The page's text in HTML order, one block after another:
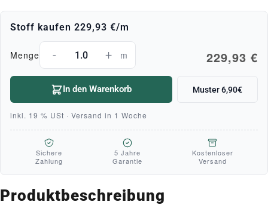
Stoff kaufen 229,93 €/m
Menge - + m 229,93 €
In den Warenkorb Muster 6,90€
inkl. 19 % USt · Versand in 1 Woche
Sichere
Zahlung
5 Jahre
Garantie
Kostenloser
Versand
Produktbeschreibung